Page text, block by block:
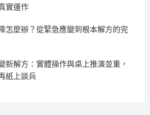
實運作
怎麼辦？從緊急應變到根本解方的完
新解方：實體操作與桌上推演並重，
紙上談兵